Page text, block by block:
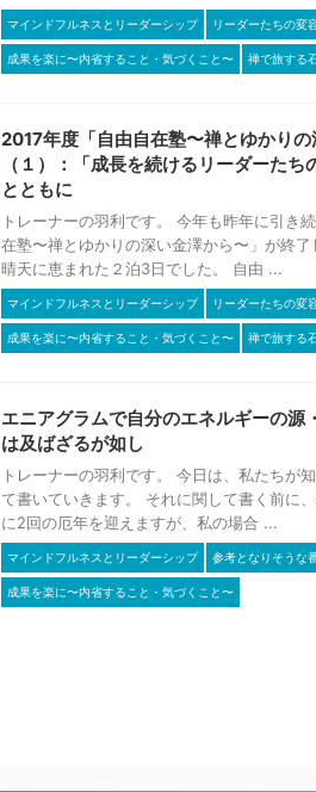
マインドフルネスとリーダーシップ リーダーたちの変
成果を楽に〜内省すること・気づくこと〜 禅で旅する
2017年度「自由自在塾〜禅とゆかり
（１）：「成長を続けるリーダーた
とともに
トレーナーの羽利です。 今年も昨年に引き
在塾〜禅とゆかりの深い金澤から〜」が終
晴天に恵まれた２泊3日でした。 自由 ...
マインドフルネスとリーダーシップ リーダーたちの変
成果を楽に〜内省すること・気づくこと〜 禅で旅する
エニアグラムで自分のエネルギーの
は及ばざるが如し
トレーナーの羽利です。 今日は、私たちが
て書いていきます。 それに関して書く前に
に2回の厄年を迎えますが、私の場合 ...
マインドフルネスとリーダーシップ 参考となりそうな
成果を楽に〜内省すること・気づくこと〜